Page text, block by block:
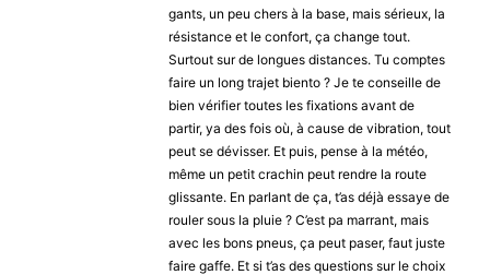
gants, un peu chers à la base, mais sérieux, la
résistance et le confort, ça change tout.
Surtout sur de longues distances. Tu comptes
faire un long trajet biento ? Je te conseille de
bien vérifier toutes les fixations avant de
partir, ya des fois où, à cause de vibration, tout
peut se dévisser. Et puis, pense à la météo,
même un petit crachin peut rendre la route
glissante. En parlant de ça, t’as déjà essaye de
rouler sous la pluie ? C’est pa marrant, mais
avec les bons pneus, ça peut paser, faut juste
faire gaffe. Et si t’as des questions sur le choix